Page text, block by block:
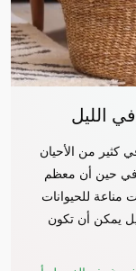
الليل
كثير من الأحيان
في حين أن معظم
للحيوانات
يمكن أن تكون